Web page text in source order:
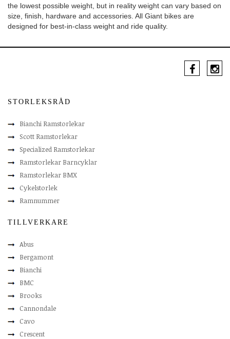
the lowest possible weight, but in reality weight can vary based on
size, finish, hardware and accessories. All Giant bikes are
designed for best-in-class weight and ride quality.
STORLEKSRÅD
Bianchi Ramstorlekar
Scott Ramstorlekar
Specialized Ramstorlekar
Ramstorlekar Barncyklar
Ramstorlekar BMX
Cykelstorlek
Ramnummer
TILLVERKARE
Abus
Bergamont
Bianchi
BMC
Brooks
Cannondale
Cavo
Crescent